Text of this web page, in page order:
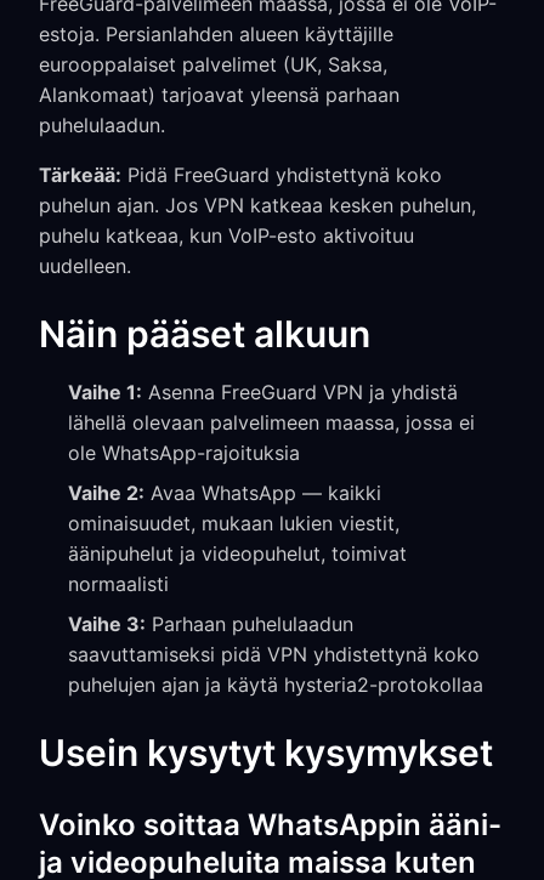
estoja. Persianlahden alueen käyttäjille
eurooppalaiset palvelimet (UK, Saksa,
Alankomaat) tarjoavat yleensä parhaan
puhelulaadun.
Tärkeää: Pidä FreeGuard yhdistettynä koko
puhelun ajan. Jos VPN katkeaa kesken puhelun,
puhelu katkeaa, kun VoIP-esto aktivoituu
uudelleen.
Näin pääset alkuun
Vaihe 1: Asenna FreeGuard VPN ja yhdistä
lähellä olevaan palvelimeen maassa, jossa ei
ole WhatsApp-rajoituksia
Vaihe 2: Avaa WhatsApp — kaikki
ominaisuudet, mukaan lukien viestit,
äänipuhelut ja videopuhelut, toimivat
normaalisti
Vaihe 3: Parhaan puhelulaadun
saavuttamiseksi pidä VPN yhdistettynä koko
puhelujen ajan ja käytä hysteria2-protokollaa
Usein kysytyt kysymykset
Voinko soittaa WhatsAppin ääni-
ja videopuheluita maissa kuten